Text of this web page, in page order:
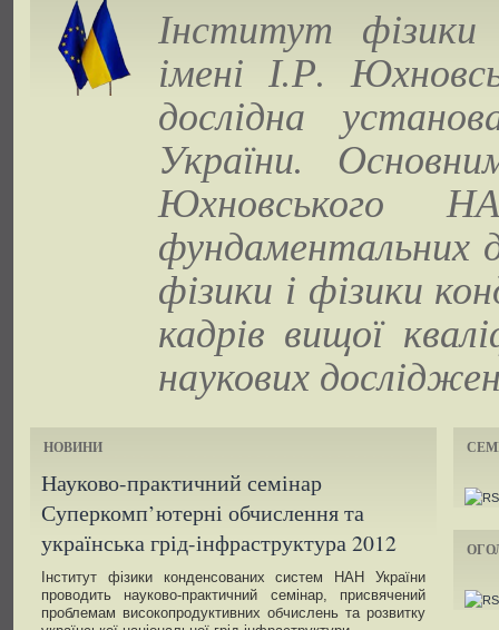
Інститут
імені І.Р.
дослідна
України.
Юхновського
фундаментальних
фізики і фізики
кадрів вищої
наукових
НОВИНИ
Науково-практичний семінар
Суперкомп’ютерні обчислення та
українська грід-інфраструктура 2012
Інститут фізики конденсованих систем НАН України
проводить науково-практичний семінар, присвячений
проблемам високопродуктивних обчислень та розвитку